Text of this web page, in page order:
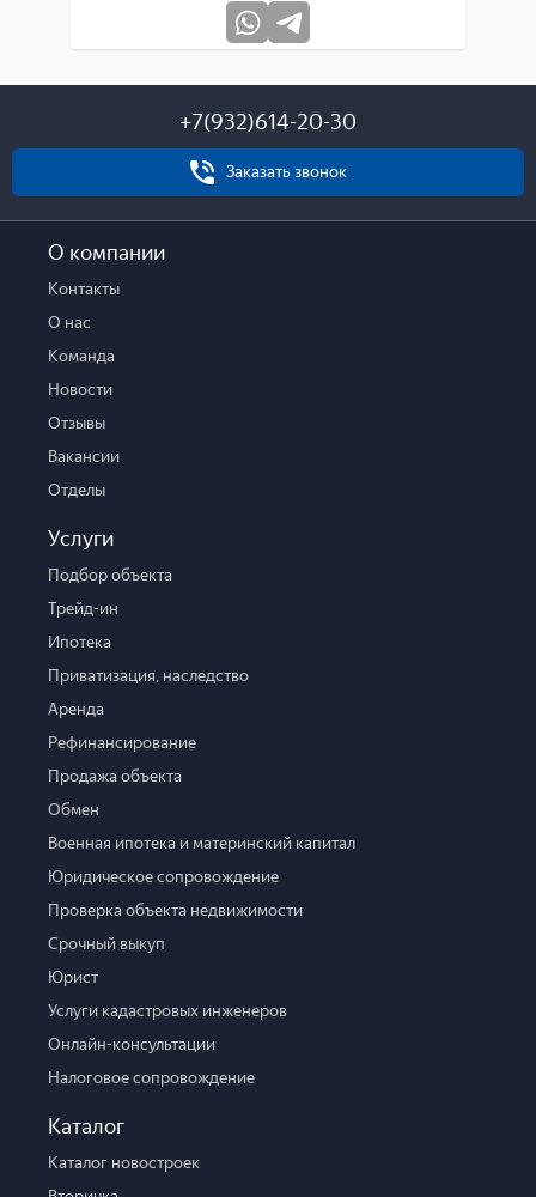
+7(932)614-20-30
Заказать звонок
О компании
Контакты
О нас
Команда
Новости
Отзывы
Вакансии
Отделы
Услуги
Подбор объекта
Трейд-ин
Ипотека
Приватизация, наследство
Аренда
Рефинансирование
Продажа объекта
Обмен
Военная ипотека и материнский капитал
Юридическое сопровождение
Проверка объекта недвижимости
Срочный выкуп
Юрист
Услуги кадастровых инженеров
Онлайн-консультации
Налоговое сопровождение
Каталог
Каталог новостроек